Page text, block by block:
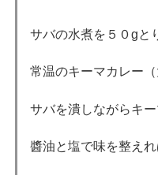
サバの水煮を５０gと
常温のキーマカレー
サバを潰しながらキ
醬油と塩で味を整え